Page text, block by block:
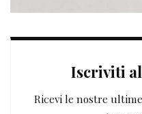
Iscriviti
Ricevi le nostre